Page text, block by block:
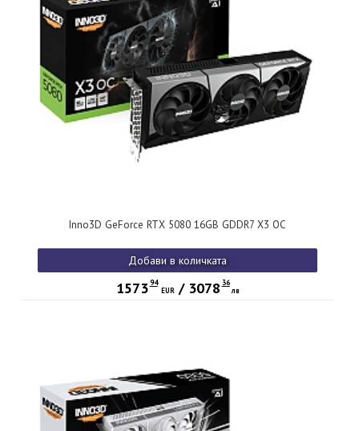
Inno3D GeForce RTX 5080 16GB GDDR7 X3 OC
Добави в количката
1573 94
EUR/ 3078 36
лв